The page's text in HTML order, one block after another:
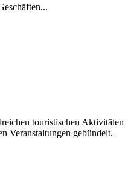
touristischen Aktivitäten
Veranstaltungen gebündelt.